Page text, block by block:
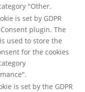
"Other.
is set by GDPR
plugin. The
used to store the
for the cookies
is set by the GDPR